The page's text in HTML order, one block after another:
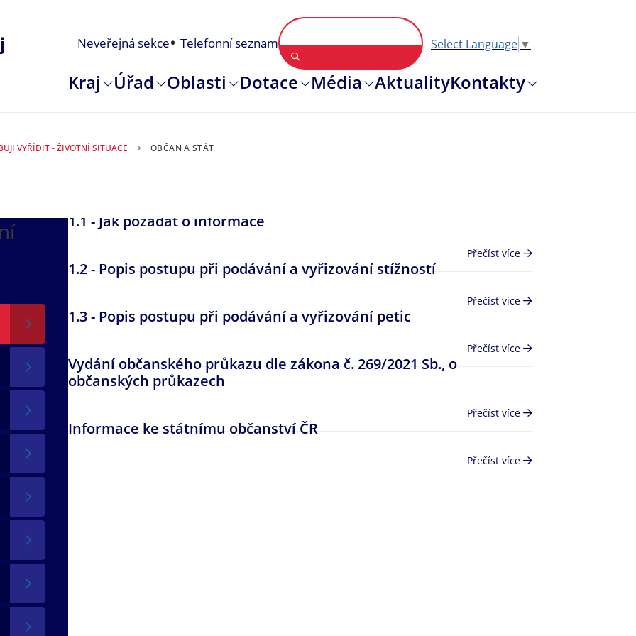
Neveřejná sekce Telefonní seznam Select Language ▼
Kraj Úřad Oblasti Dotace Média AktualityKontakty
VYŘÍDIT - ŽIVOTNÍ SITUACE OBČAN A STÁT
1.1 - Jak požádat o informace
Přečíst více
1.2 - Popis postupu při podávání a vyřizování stížností
Přečíst více
1.3 - Popis postupu při podávání a vyřizování petic
Přečíst více
Vydání občanského průkazu dle zákona č. 269/2021 Sb., o
občanských průkazech
Přečíst více
Informace ke státnímu občanství ČR
Přečíst více